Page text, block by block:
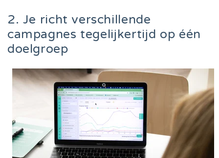
2. Je richt verschillende
campagnes tegelijkertijd op één
doelgroep